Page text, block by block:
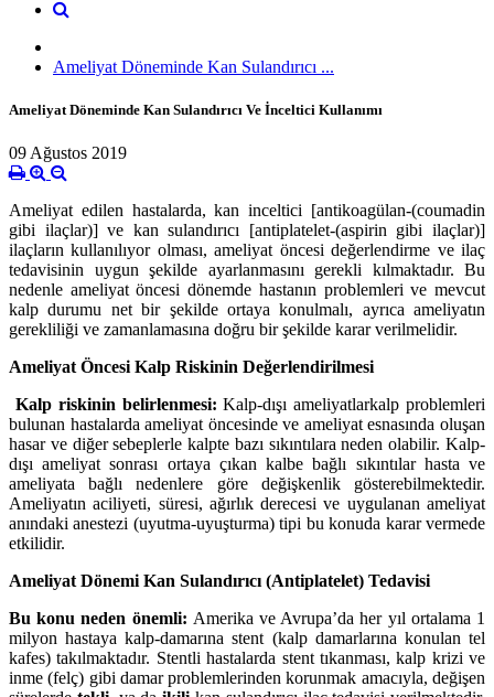
Ameliyat Döneminde Kan Sulandırıcı ...
Ameliyat Döneminde Kan Sulandırıcı Ve İnceltici Kullanımı
09 Ağustos 2019
Ameliyat edilen hastalarda, kan inceltici [antikoagülan-(coumadin
gibi ilaçlar)] ve kan sulandırıcı [antiplatelet-(aspirin gibi ilaçlar)]
ilaçların kullanılıyor olması, ameliyat öncesi değerlendirme ve ilaç
tedavisinin uygun şekilde ayarlanmasını gerekli kılmaktadır. Bu
nedenle ameliyat öncesi dönemde hastanın problemleri ve mevcut
kalp durumu net bir şekilde ortaya konulmalı, ayrıca ameliyatın
gerekliliği ve zamanlamasına doğru bir şekilde karar verilmelidir.
Ameliyat Öncesi Kalp Riskinin Değerlendirilmesi
Kalp riskinin belirlenmesi:Kalp-dışı ameliyatlarkalp problemleri
bulunan hastalarda ameliyat öncesinde ve ameliyat esnasında oluşan
hasar ve diğer sebeplerle kalpte bazı sıkıntılara neden olabilir. Kalp-
dışı ameliyat sonrası ortaya çıkan kalbe bağlı sıkıntılar hasta ve
ameliyata bağlı nedenlere göre değişkenlik gösterebilmektedir.
Ameliyatın aciliyeti, süresi, ağırlık derecesi ve uygulanan ameliyat
anındaki anestezi (uyutma-uyuşturma) tipi bu konuda karar vermede
etkilidir.
Ameliyat Dönemi Kan Sulandırıcı (Antiplatelet) Tedavisi
Bu konu neden önemli: Amerika ve Avrupa’da her yıl ortalama 1
milyon hastaya kalp-damarına stent (kalp damarlarına konulan tel
kafes) takılmaktadır. Stentli hastalarda stent tıkanması, kalp krizi ve
inme (felç) gibi damar problemlerinden korunmak amacıyla, değişen